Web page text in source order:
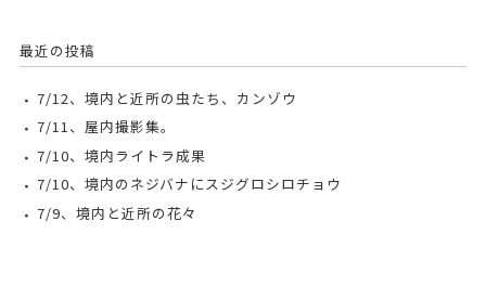
最近の投稿
7/12、境内と近所の虫たち、カンゾウ
7/11、屋内撮影集。
7/10、境内ライトラ成果
7/10、境内のネジバナにスジグロシロチョウ
7/9、境内と近所の花々